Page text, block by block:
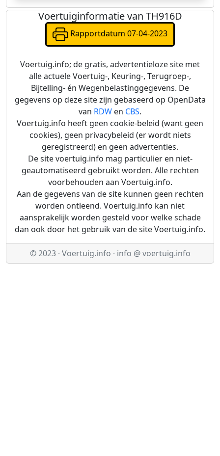
Voertuiginformatie van TH916D
Rapportdatum 07-04-2023
Voertuig.info; de gratis, advertentieloze site met
alle actuele Voertuig-, Keuring-, Terugroep-,
Bijtelling- én Wegenbelastinggegevens. De
gegevens op deze site zijn gebaseerd op OpenData
van RDW en CBS.
Voertuig.info heeft geen cookie-beleid (want geen
cookies), geen privacybeleid (er wordt niets
geregistreerd) en geen advertenties.
De site voertuig.info mag particulier en niet-
geautomatiseerd gebruikt worden. Alle rechten
voorbehouden aan Voertuig.info.
Aan de gegevens van de site kunnen geen rechten
worden ontleend. Voertuig.info kan niet
aansprakelijk worden gesteld voor welke schade
dan ook door het gebruik van de site Voertuig.info.
© 2023 · Voertuig.info · info @ voertuig.info